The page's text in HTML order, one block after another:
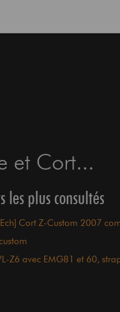
et Cort...
les plus consultés
Cort Z-Custom 2007
Z6 avec EMG81 et 60,